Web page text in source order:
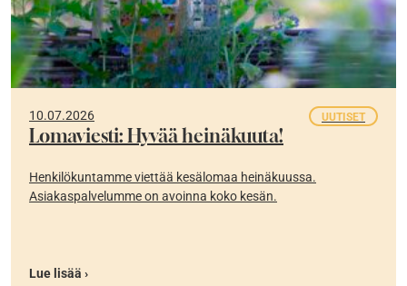
10.07.2026 UUTISET
Lomaviesti: Hyvää heinäkuuta!
Henkilökuntamme viettää kesälomaa heinäkuussa.
Asiakaspalvelumme on avoinna koko kesän.
Lue lisää ›